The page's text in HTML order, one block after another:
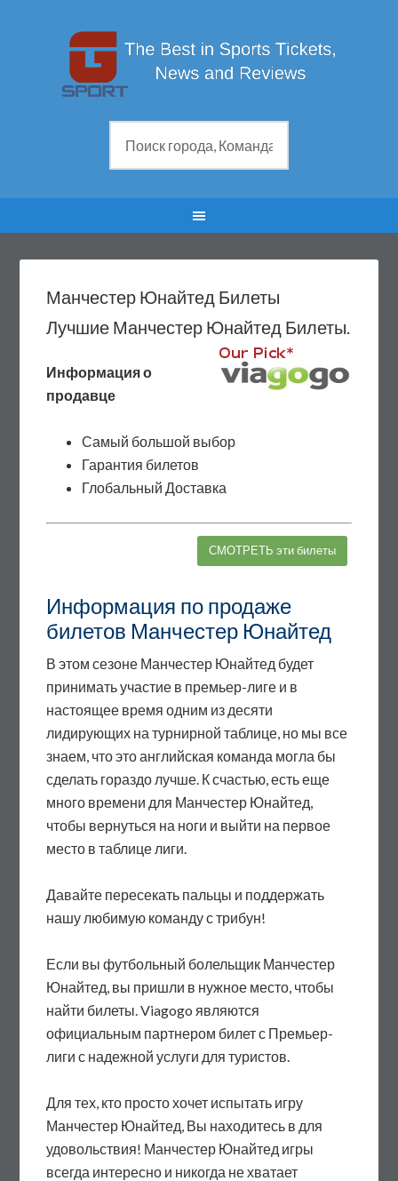
Манчестер Юнайтед Билеты
Лучшие Манчестер Юнайтед Билеты.
Информация о
продавце
Самый большой выбор
Гарантия билетов
Глобальный Доставка
СМОТРЕТЬ эти билеты
Информация по продаже
билетов Манчестер Юнайтед
В этом сезоне Манчестер Юнайтед будет
принимать участие в премьер-лиге и в
настоящее время одним из десяти
лидирующих на турнирной таблице, но мы все
знаем, что это английская команда могла бы
сделать гораздо лучше. К счастью, есть еще
много времени для Манчестер Юнайтед,
чтобы вернуться на ноги и выйти на первое
место в таблице лиги.
Давайте пересекать пальцы и поддержать
нашу любимую команду с трибун!
Если вы футбольный болельщик Манчестер
Юнайтед, вы пришли в нужное место, чтобы
найти билеты. Viagogo являются
официальным партнером билет с Премьер-
лиги с надежной услуги для туристов.
Для тех, кто просто хочет испытать игру
Манчестер Юнайтед, Вы находитесь в для
удовольствия! Манчестер Юнайтед игры
всегда интересно и никогда не хватает